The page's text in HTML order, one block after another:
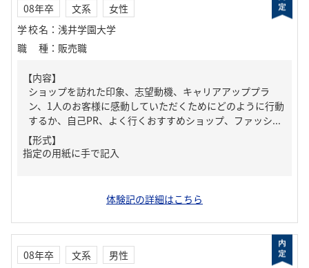
08年卒 文系
女性
学校名 ： 浅井学園大学
職種 ： 販売職
【内容】
ショップを訪れた印象、志望動機、キャリアアッププラ
ン、1人のお客様に感動していただくためにどのように行動
するか、自己PR、よく行くおすすめショップ、ファッシ...
【形式】
指定の用紙に手で記入
体験記の詳細はこちら
08年卒 文系
男性